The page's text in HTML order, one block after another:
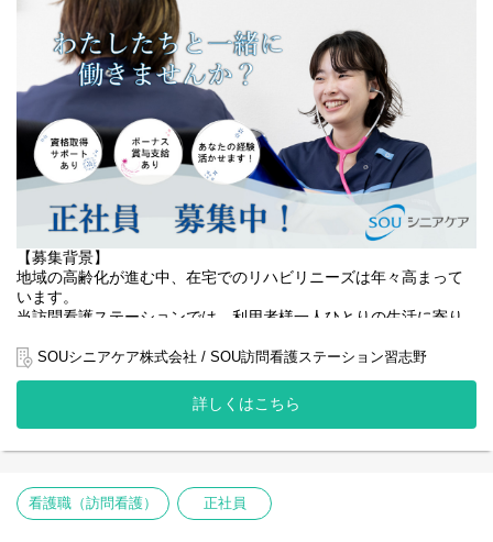
【募集背景】
地域の高齢化が進む中、在宅でのリハビリニーズは年々高まって
います。
当訪問看護ステーションでは、利用者様一人ひとりの生活に寄り
高い訪問リハビリサービスの提供に努めています。
おかげさまでご依頼も増加しており、事業拡大に伴い、より手厚
い支援を実現するためにリハビリ職（PT・OT・ST）を増員する
ことになりました。
利用者様の増加に対応し、一人ひとりに合わせたリハビリを提供
地域に貢献したい方、在宅リハビリを通して利用者様の生活を支
SOUシニアケア株式会社 / SOU訪問看護ステーション習志野
詳しくはこちら
看護職（訪問看護） 正社員